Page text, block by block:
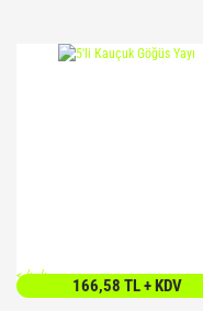
</> />
166,58 TL + KDV